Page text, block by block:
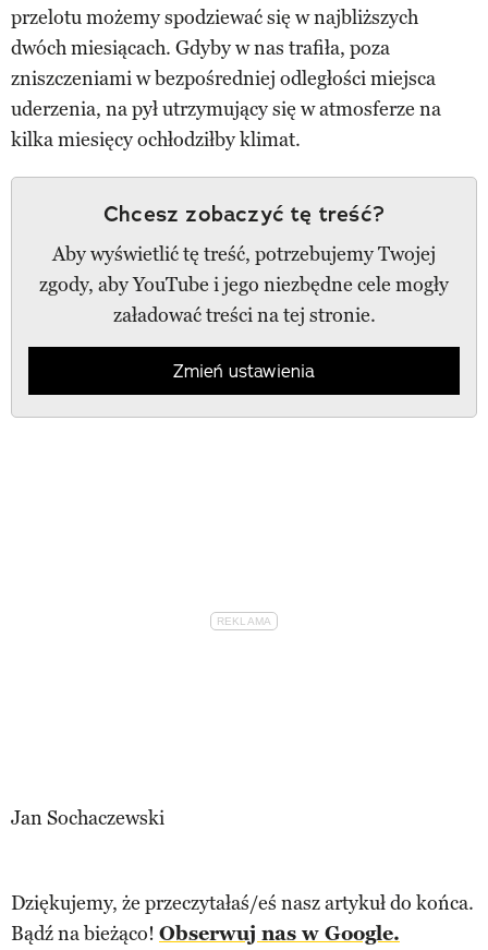
przelotu możemy spodziewać się w najbliższych
dwóch miesiącach. Gdyby w nas trafiła, poza
zniszczeniami w bezpośredniej odległości miejsca
uderzenia, na pył utrzymujący się w atmosferze na
kilka miesięcy ochłodziłby klimat.
Chcesz zobaczyć tę treść?
Aby wyświetlić tę treść, potrzebujemy Twojej
zgody, aby YouTube i jego niezbędne cele mogły
załadować treści na tej stronie.
Zmień ustawienia
Jan Sochaczewski
Dziękujemy, że przeczytałaś/eś nasz artykuł do końca.
Bądź na bieżąco! Obserwuj nas w Google.